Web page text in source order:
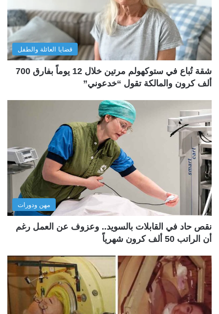
قضايا العائلة والطفل
شقة تُباع في ستوكهولم مرتين خلال 12 يوماً بفارق 700
ألف كرون والمالكة تقول “خدعوني”
مهن ودورات
نقص حاد في القابلات بالسويد.. وعزوف عن العمل رغم
أن الراتب 50 ألف كرون شهرياً